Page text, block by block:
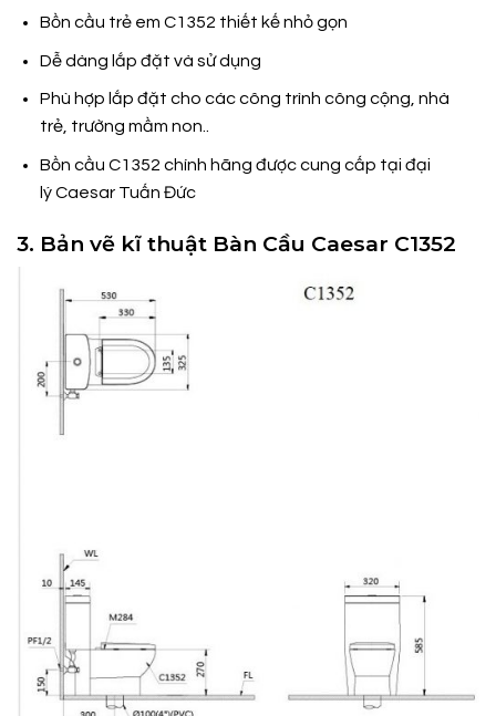
Bồn cầu trẻ em C1352 thiết kế nhỏ gọn
Dễ dàng lắp đặt và sử dụng
Phù hợp lắp đặt cho các công trình công cộng, nhà
trẻ, trường mầm non..
Bồn cầu C1352 chính hãng được cung cấp tại đại
lý Caesar Tuấn Đức
3. Bản vẽ kĩ thuật Bàn Cầu Caesar C1352